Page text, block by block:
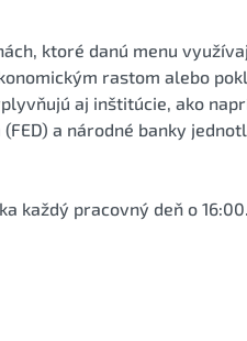
ktoré danú menu
rastom alebo
aj inštitúcie, ako
a národné banky
každý pracovný deň o